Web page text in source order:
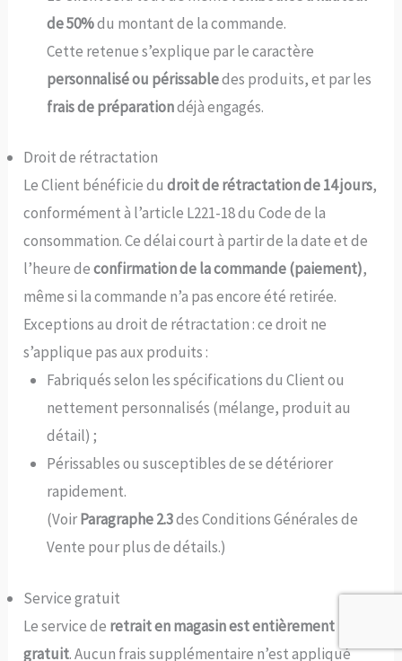
de 50%du montant de la commande.
Cette retenue s’explique par le caractère
personnalisé ou périssabledes produits, et par les
frais de préparationdéjà engagés.
Droit de rétractation
Le Client bénéficie dudroit de rétractation de 14 jours,
conformément à l’article L221-18 du Code de la
consommation. Ce délai court à partir de la date et de
l’heure deconfirmation de la commande (paiement),
même si la commande n’a pas encore été retirée.
Exceptions au droit de rétractation : ce droit ne
s’applique pas aux produits :
Fabriqués selon les spécifications du Client ou
nettement personnalisés (mélange, produit au
détail) ;
Périssables ou susceptibles de se détériorer
rapidement.
(VoirParagraphe 2.3des Conditions Générales de
Vente pour plus de détails.)
Service gratuit
Le service de retrait en magasin est entièrement
gratuit. Aucun frais supplémentaire n’est appliqué